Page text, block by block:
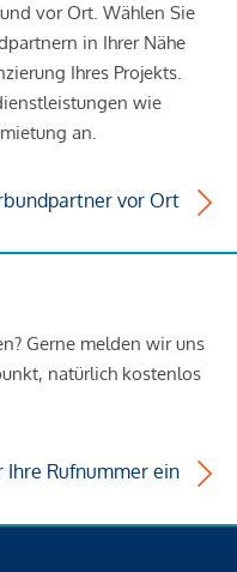
vor Ort. Wählen Sie
in Ihrer Nähe
Ihres Projekts.
wie
an.
vor Ort
Gerne melden wir uns
natürlich kostenlos
Ihre Rufnummer ein